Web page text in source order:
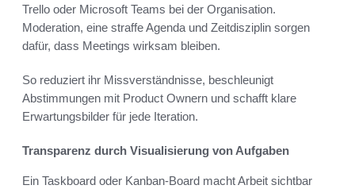
Trello oder Microsoft Teams bei der Organisation.
Moderation, eine straffe Agenda und Zeitdisziplin sorgen
dafür, dass Meetings wirksam bleiben.
So reduziert ihr Missverständnisse, beschleunigt
Abstimmungen mit Product Ownern und schafft klare
Erwartungsbilder für jede Iteration.
Transparenz durch Visualisierung von Aufgaben
Ein Taskboard oder Kanban-Board macht Arbeit sichtbar